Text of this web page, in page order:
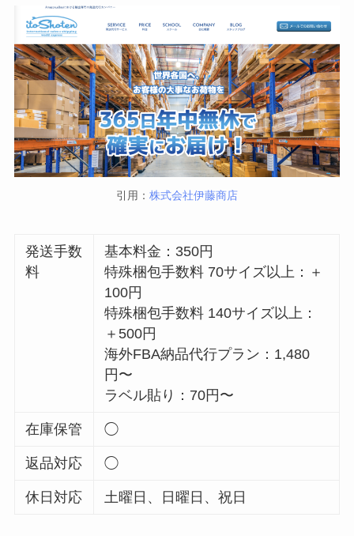
引用： 株式会社伊藤商店
発送手数
料
基本料金：350円
特殊梱包手数料 70サイズ以上：＋
100円
特殊梱包手数料 140サイズ以上：
＋500円
海外FBA納品代行プラン：1,480
円〜
ラベル貼り：70円〜
在庫保管 ◯
返品対応 ◯
休日対応 土曜日、日曜日、祝日